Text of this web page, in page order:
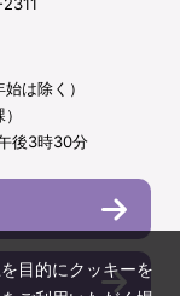
は除く）
後3時30分
目的にクッキーを